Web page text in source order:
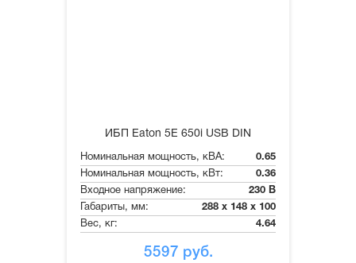
ИБП Eaton 5E 650i USB DIN
Номинальная мощность, кВА:
0.65
Номинальная мощность, кВт:
0.36
Входное напряжение:
230 В
Габариты, мм:
288 x 148 x 100
Вес, кг:
4.64
5597 руб.